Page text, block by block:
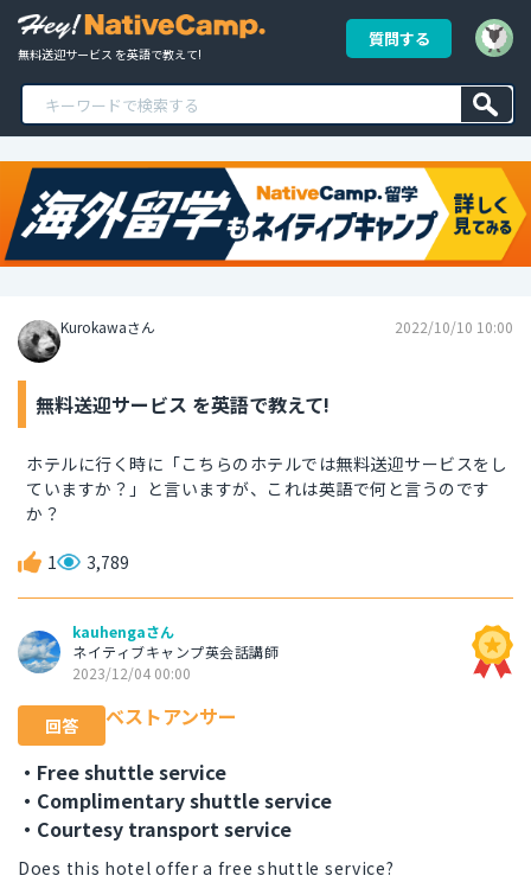
無料送迎サービス を英語で教えて!
質問する
Kurokawaさん 2022/10/10 10:00
無料送迎サービス を英語で教えて!
ホテルに行く時に「こちらのホテルでは無料送迎サービスをし
ていますか？」と言いますが、これは英語で何と言うのです
か？
1 3,789
kauhengaさん
ネイティブキャンプ英会話講師
2023/12/04 00:00
回答
ベストアンサー
・Free shuttle service
・Complimentary shuttle service
・Courtesy transport service
Does this hotel offer a free shuttle service?